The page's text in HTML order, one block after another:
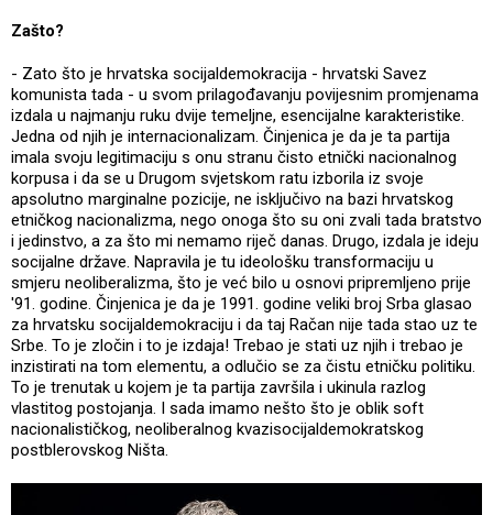
Zašto?
- Zato što je hrvatska socijaldemokracija - hrvatski Savez
komunista tada - u svom prilagođavanju povijesnim promjenama
izdala u najmanju ruku dvije temeljne, esencijalne karakteristike.
Jedna od njih je internacionalizam. Činjenica je da je ta partija
imala svoju legitimaciju s onu stranu čisto etnički nacionalnog
korpusa i da se u Drugom svjetskom ratu izborila iz svoje
apsolutno marginalne pozicije, ne isključivo na bazi hrvatskog
etničkog nacionalizma, nego onoga što su oni zvali tada bratstvo
i jedinstvo, a za što mi nemamo riječ danas. Drugo, izdala je ideju
socijalne države. Napravila je tu ideološku transformaciju u
smjeru neoliberalizma, što je već bilo u osnovi pripremljeno prije
'91. godine. Činjenica je da je 1991. godine veliki broj Srba glasao
za hrvatsku socijaldemokraciju i da taj Račan nije tada stao uz te
Srbe. To je zločin i to je izdaja! Trebao je stati uz njih i trebao je
inzistirati na tom elementu, a odlučio se za čistu etničku politiku.
To je trenutak u kojem je ta partija završila i ukinula razlog
vlastitog postojanja. I sada imamo nešto što je oblik soft
nacionalističkog, neoliberalnog kvazisocijaldemokratskog
postblerovskog Ništa.